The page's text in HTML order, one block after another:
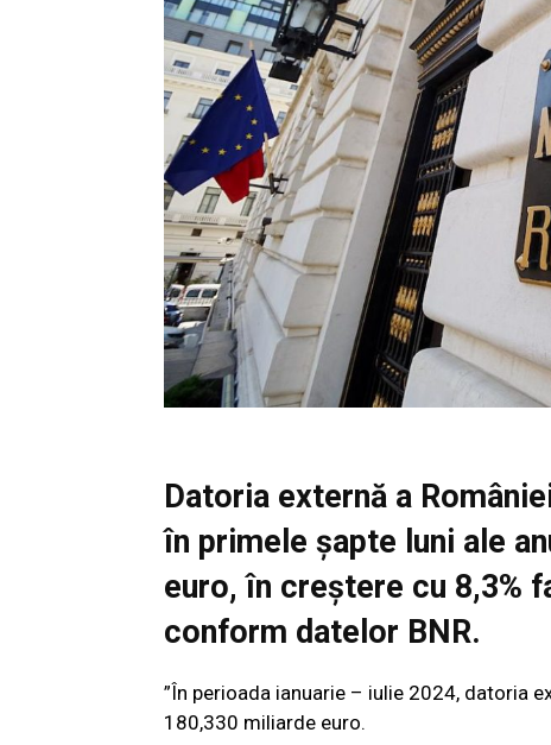
Datoria externă a
în primele șapte luni ale
euro, în creștere cu 8,3%
conform datelor BNR.
”În perioada ianuarie – iulie 2024, datoria
180,330 miliarde euro.